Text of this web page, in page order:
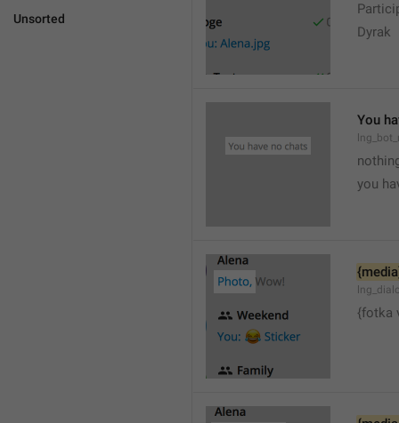
Unsorted
Dyrak
You
you
{fotka